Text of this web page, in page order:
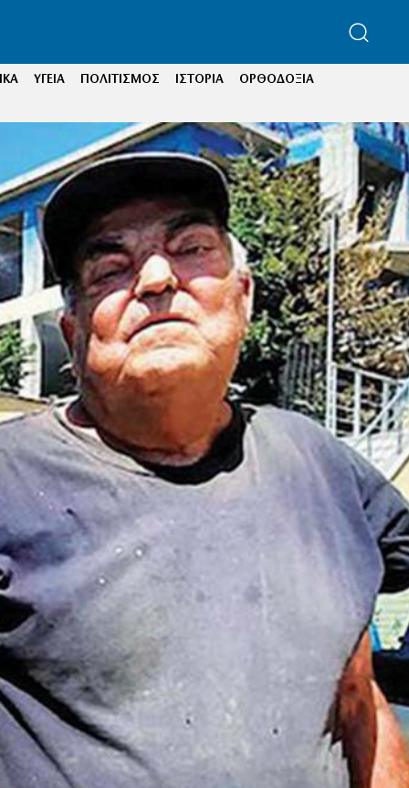
ΥΓΕΙΑ ΠΟΛΙΤΙΣΜΟΣ ΙΣΤΟΡΙΑ
ΟΡΘΟΔΟΞΙΑ